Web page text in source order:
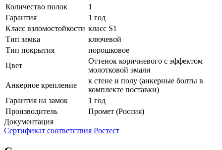
Количество полок
1
Гарантия
1 год
Класс взломостойкости класс S1
Тип замка
ключевой
Тип покрытия
порошковое
Цвет
Оттенок коричневого с эффектом
молотковой эмали
Анкерное крепление
к стене и полу (анкерные болты в
комплекте поставки)
Гарантия на замок
1 год
Производитель
Промет (Россия)
Документация
Сертификат соответствия Ростест